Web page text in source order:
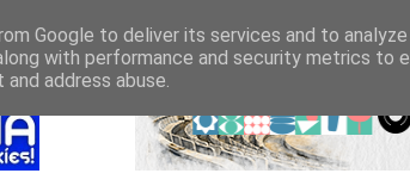
Google to deliver its services and to
with performance and security metrics to
address abuse.